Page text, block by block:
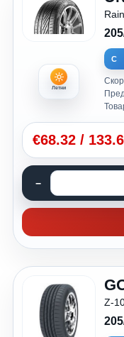
Летни
C
€68.32 /
Z-